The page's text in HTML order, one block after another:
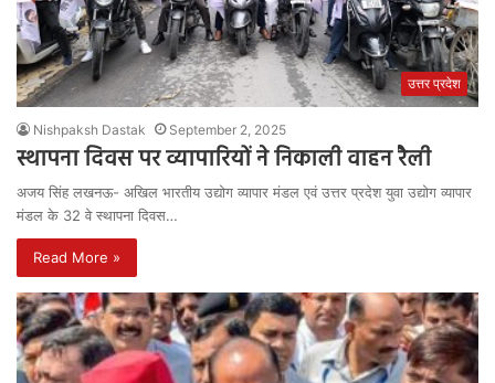
उत्तर प्रदेश
Nishpaksh Dastak September 2, 2025
स्थापना दिवस पर व्यापारियों ने निकाली वाहन रैली
अजय सिंह लखनऊ- अखिल भारतीय उद्योग व्यापार मंडल एवं उत्तर प्रदेश युवा उद्योग व्यापार
मंडल के 32 वे स्थापना दिवस…
Read More »